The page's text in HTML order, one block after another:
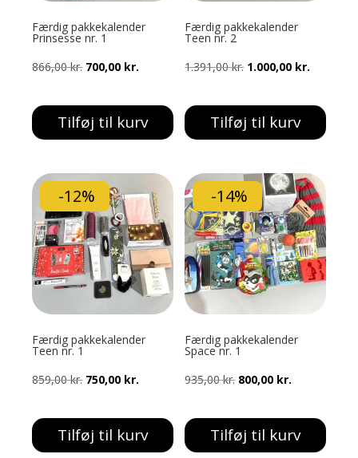
Færdig pakkekalender
Prinsesse nr. 1
866,00kr. Den
pris
var:
700,00 kr.
pris
er:
Tilføj til kurv
Færdig pakkekalender
Teen nr. 2
1.391,00kr. Den
pris
var:
1.000,00 kr.
pris
Tilføj til kurv
-12%
Færdig pakkekalender
Teen nr. 1
859,00kr. Den
pris
var:
750,00 kr.
pris
er:
Tilføj til kurv
-14%
Færdig pakkekalender
Space nr. 1
935,00kr. Den
pris
var:
800,00 kr.
pris
er:
Tilføj til kurv